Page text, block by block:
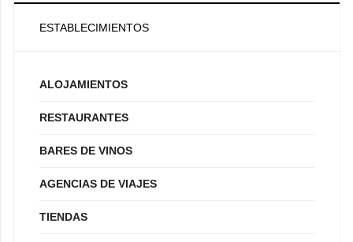
ESTABLECIMIENTOS
ALOJAMIENTOS
RESTAURANTES
BARES DE VINOS
AGENCIAS DE VIAJES
TIENDAS